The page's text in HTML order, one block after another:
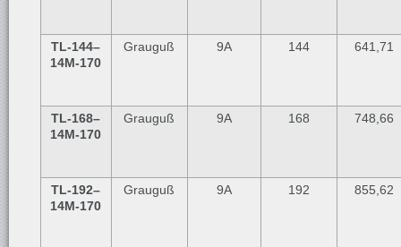
TL-144–
14M-170
Grauguß 9A 144 641,71
TL-168–
14M-170
Grauguß 9A 168 748,66
TL-192–
14M-170
Grauguß 9A 192 855,62